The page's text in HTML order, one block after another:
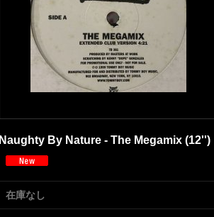
Naughty By Nature - The Megamix (12'')
在庫なし